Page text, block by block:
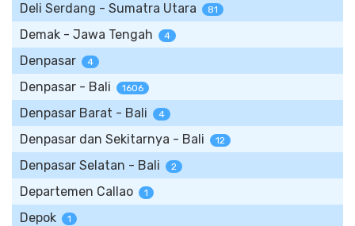
Deli Serdang - Sumatra Utara 81
Demak - Jawa Tengah 4
Denpasar 4
Denpasar - Bali 1606
Denpasar Barat - Bali 4
Denpasar dan Sekitarnya - Bali 12
Denpasar Selatan - Bali 2
Departemen Callao 1
Depok 1